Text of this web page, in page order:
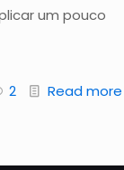
um pouco
2 Read more